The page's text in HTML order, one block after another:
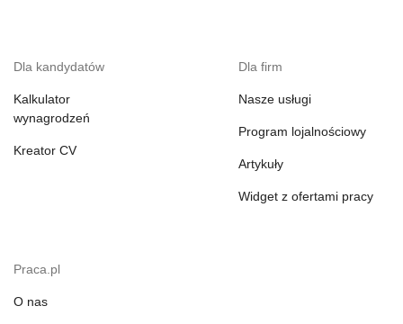
Dla kandydatów
Kalkulator
wynagrodzeń
Kreator CV
Dla firm
Nasze usługi
Program lojalnościowy
Artykuły
Widget z ofertami pracy
Praca.pl
O nas